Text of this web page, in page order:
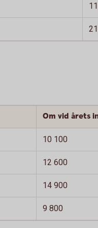
Om vid årets
10 100
12 600
14 900
9 800